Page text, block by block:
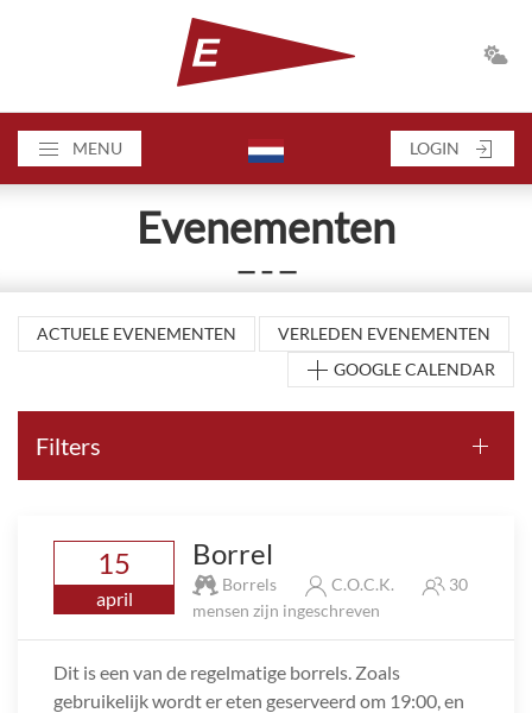
MENU LOGIN
Evenementen
— – —
ACTUELE EVENEMENTEN
VERLEDEN EVENEMENTEN
GOOGLE CALENDAR
Filters
15
april
Borrel
Borrels C.O.C.K.
30
mensen zijn ingeschreven
Dit is een van de regelmatige borrels. Zoals
gebruikelijk wordt er eten geserveerd om 19:00, en